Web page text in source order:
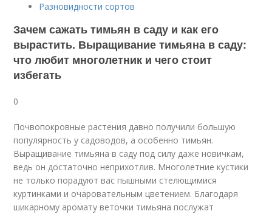
Разновидности сортов
Зачем сажать тимьян в саду и как его
вырастить. Выращивание тимьяна в саду:
что любит многолетник и чего стоит
избегать
0
Почвопокровные растения давно получили большую
популярность у садоводов, а особенно тимьян.
Выращивание тимьяна в саду под силу даже новичкам,
ведь он достаточно неприхотлив. Многолетние кустики
не только порадуют вас пышными стелющимися
куртинками и очаровательным цветением. Благодаря
шикарному аромату веточки тимьяна послужат